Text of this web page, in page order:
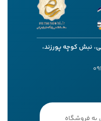
نبش کوچه پورزند،
فروشگاه